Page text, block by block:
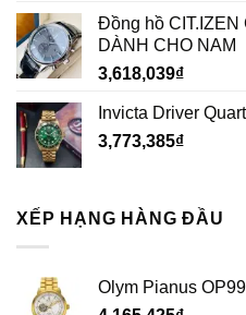
Đồng hồ CIT.IZEN
DÀNH CHO NAM
3,618,039₫
Invicta Driver
3,773,385₫
XẾP HẠNG HÀNG ĐẦU
Olym Pianus